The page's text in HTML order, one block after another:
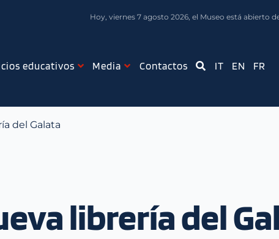
Hoy, viernes 7 agosto 2026, el Museo está abierto
educativos Media Contactos IT EN FR
del Galata
librería del